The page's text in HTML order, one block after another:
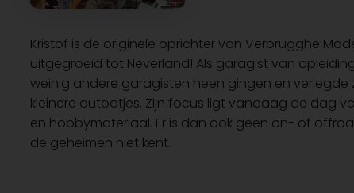
Kristof is de originele oprichter van Verbrugghe
uitgegroeid tot Neverland! Als garagist van
weinig andere garagisten heen gingen en verlegde
kleinere autootjes. Zijn focus ligt vandaag de dag
en hobbymateriaal. Er is dan ook geen on- of
de geheimen niet kent.